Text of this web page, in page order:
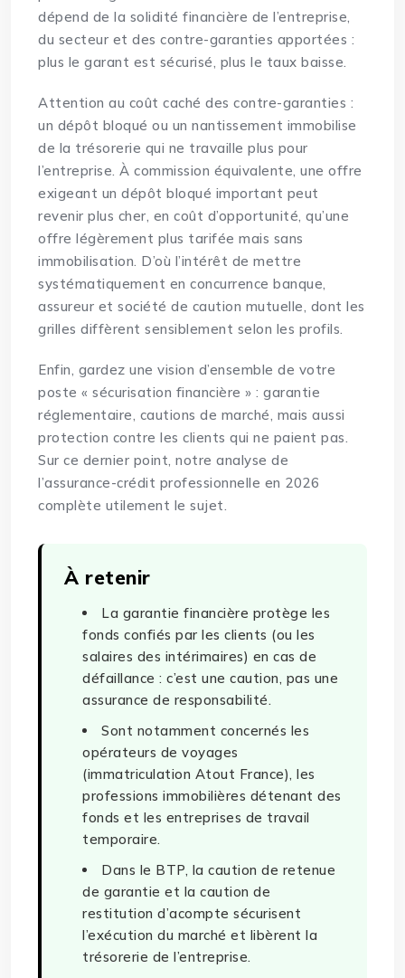
dépend de la solidité financière de l’entreprise,
du secteur et des contre-garanties apportées :
plus le garant est sécurisé, plus le taux baisse.
Attention au coût caché des contre-garanties :
un dépôt bloqué ou un nantissement immobilise
de la trésorerie qui ne travaille plus pour
l’entreprise. À commission équivalente, une offre
exigeant un dépôt bloqué important peut
revenir plus cher, en coût d’opportunité, qu’une
offre légèrement plus tarifée mais sans
immobilisation. D’où l’intérêt de mettre
systématiquement en concurrence banque,
assureur et société de caution mutuelle, dont les
grilles diffèrent sensiblement selon les profils.
Enfin, gardez une vision d’ensemble de votre
poste « sécurisation financière » : garantie
réglementaire, cautions de marché, mais aussi
protection contre les clients qui ne paient pas.
Sur ce dernier point, notre analyse de
l’assurance-crédit professionnelle en 2026
complète utilement le sujet.
À retenir
La garantie financière protège les
fonds confiés par les clients (ou les
salaires des intérimaires) en cas de
défaillance : c’est une caution, pas une
assurance de responsabilité.
Sont notamment concernés les
opérateurs de voyages
(immatriculation Atout France), les
professions immobilières détenant des
fonds et les entreprises de travail
temporaire.
Dans le BTP, la caution de retenue
de garantie et la caution de
restitution d’acompte sécurisent
l’exécution du marché et libèrent la
trésorerie de l’entreprise.